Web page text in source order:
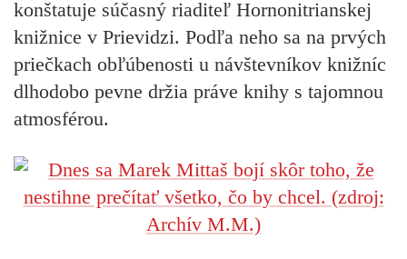
konštatuje súčasný riaditeľ Hornonitrianskej
knižnice v Prievidzi. Podľa neho sa na prvých
priečkach obľúbenosti u návštevníkov knižníc
dlhodobo pevne držia práve knihy s tajomnou
atmosférou.